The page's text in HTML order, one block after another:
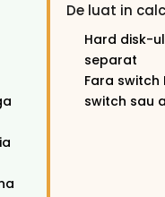
De luat in
Hard disk-
separat
Fara
switch sau